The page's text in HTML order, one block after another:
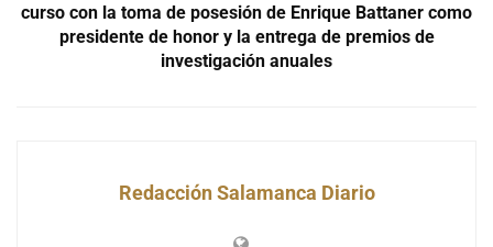
curso con la toma de posesión de Enrique Battaner como
presidente de honor y la entrega de premios de
investigación anuales
Redacción Salamanca Diario